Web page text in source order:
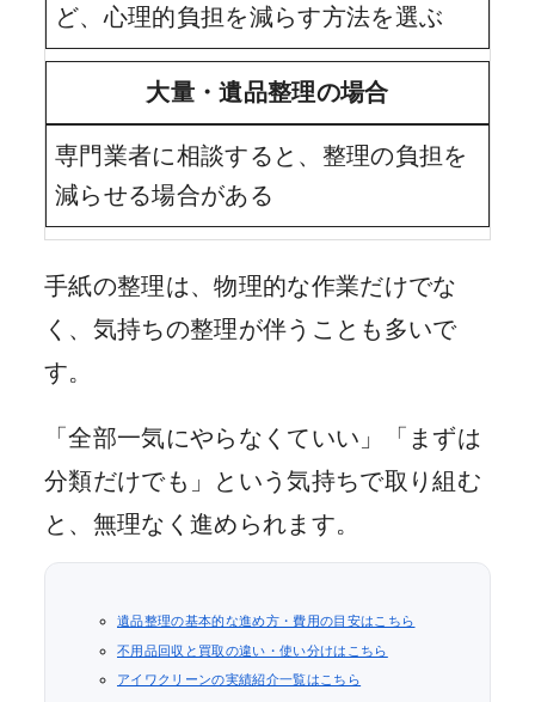
ど、心理的負担を減らす方法を選ぶ
大量・遺品整理の場合
専門業者に相談すると、整理の負担を
減らせる場合がある
手紙の整理は、物理的な作業だけでな
く、気持ちの整理が伴うことも多いで
す。
「全部一気にやらなくていい」「まずは
分類だけでも」という気持ちで取り組む
と、無理なく進められます。
遺品整理の基本的な進め方・費用の目安はこちら
不用品回収と買取の違い・使い分けはこちら
アイワクリーンの実績紹介一覧はこちら